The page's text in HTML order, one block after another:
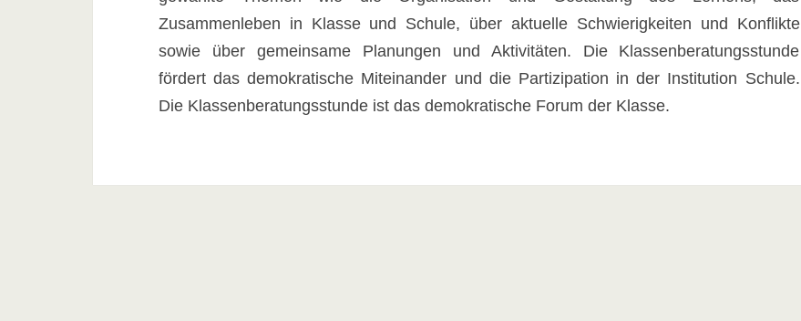
Zusammenleben in Klasse und Schule, über aktuelle Schwierigkeiten und Konflikte
sowie über gemeinsame Planungen und Aktivitäten. Die Klassenberatungsstunde
fördert das demokratische Miteinander und die Partizipation in der Institution Schule.
Die Klassenberatungsstunde ist das demokratische Forum der Klasse.